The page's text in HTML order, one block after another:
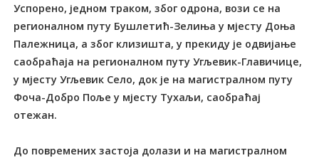
Успорено, једном траком, због одрона, вози се на
регионалном путу Бушлетић-Зелиња у мјесту Доња
Палежница, а због клизишта, у прекиду је одвијање
саобраћаја на регионалном путу Угљевик-Главичице,
у мјесту Угљевик Село, док је на магистралном путу
Фоча-Добро Поље у мјесту Тухаљи, саобраћај
отежан.
До повремених застоја долази и на магистралном